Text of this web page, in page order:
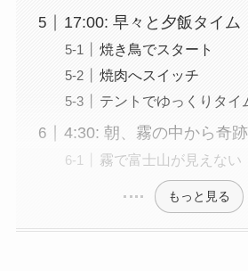
17:00: 早々と夕飯タイム
焼き鳥でスタート
焼肉へスイッチ
テントでゆっくりタイ
4:30: 朝、霧の中から奇
霧で富士山が見えない
もっと見る